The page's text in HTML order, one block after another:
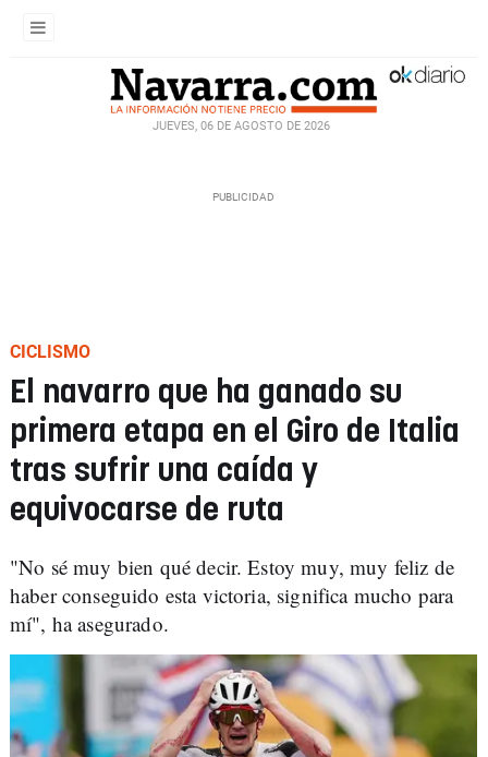
JUEVES, 06 DE AGOSTO DE 2026
CICLISMO
El navarro que ha ganado su
primera etapa en el Giro de Italia
tras sufrir una caída y
equivocarse de ruta
"No sé muy bien qué decir. Estoy muy, muy feliz de
haber conseguido esta victoria, significa mucho para
mí", ha asegurado.